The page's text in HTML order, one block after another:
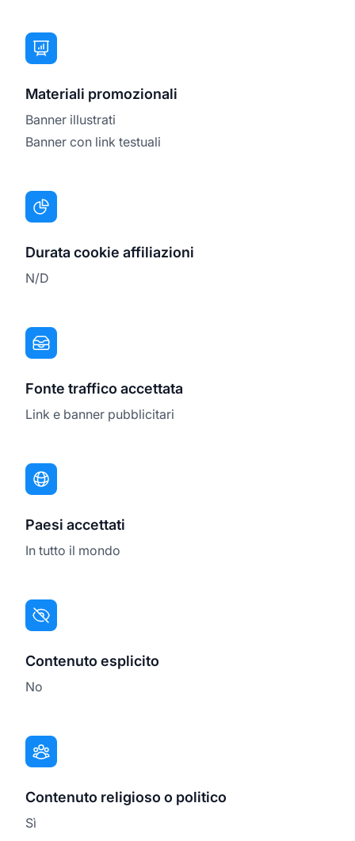
Materiali promozionali
Banner illustrati
Banner con link testuali
Durata cookie affiliazioni
N/D
Fonte traffico accettata
Link e banner pubblicitari
Paesi accettati
In tutto il mondo
Contenuto esplicito
No
Contenuto religioso o politico
Sì